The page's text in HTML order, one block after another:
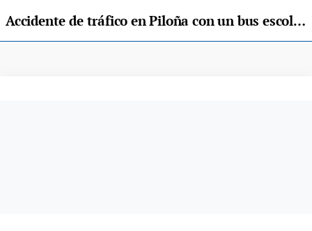
Accidente de tráfico en Piloña con un bus escolar involucrado